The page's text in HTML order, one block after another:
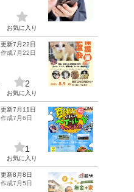
お気に入り
更新7月22日
作成7月22日
2
お気に入り
更新7月11日
作成7月6日
1
お気に入り
更新8月8日
作成7月5日